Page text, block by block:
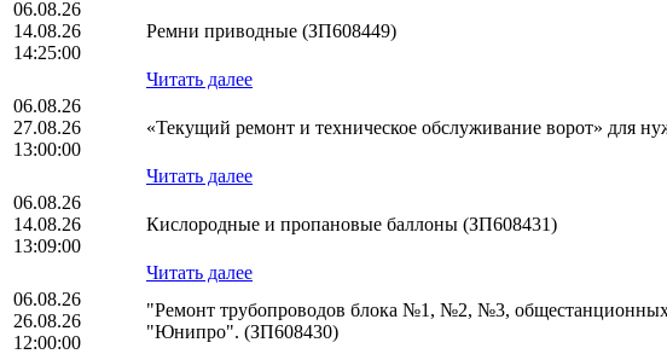
06.08.26
14.08.26
14:25:00
Ремни приводные (ЗП608449)
Читать далее
06.08.26
27.08.26
13:00:00
«Текущий ремонт и техническое обслуживание ворот»
Читать далее
06.08.26
14.08.26
13:09:00
Кислородные и пропановые баллоны (ЗП608431)
Читать далее
06.08.26
26.08.26
12:00:00
"Ремонт трубопроводов блока №1, №2, №3,
"Юнипро". (ЗП608430)